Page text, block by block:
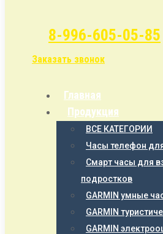
8-996-605-05-85
Заказать звонок
Главная
Продукция
ВСЕ КАТЕГОРИИ
Часы телефон
Смарт часы для
подростков
GARMIN умные
GARMIN
GARMIN